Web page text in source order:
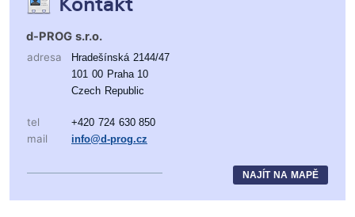
d-PROG s.r.o.
adresa
Hradešínská 2144/47
101 00 Praha 10
Czech Republic
tel +420 724 630 850
mail info@d-prog.cz
NAJÍT NA MAPĚ